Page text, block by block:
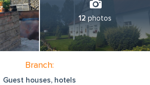
12 photos
Branch:
Guest houses, hotels